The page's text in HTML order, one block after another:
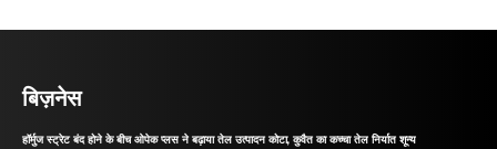
बिज़नेस
हॉर्मुज स्ट्रेट बंद होने के बीच ओपेक प्लस ने बढ़ाया तेल उत्पादन कोटा, कुवैत का कच्चा तेल निर्यात शून्य